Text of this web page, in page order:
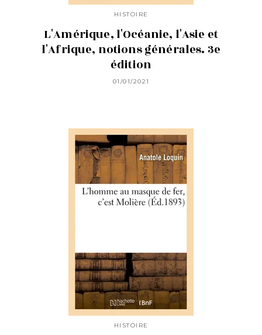
HISTOIRE
L'Amérique, l'Océanie, l'Asie et
l'Afrique, notions générales. 3e
édition
01/01/2021
HISTOIRE